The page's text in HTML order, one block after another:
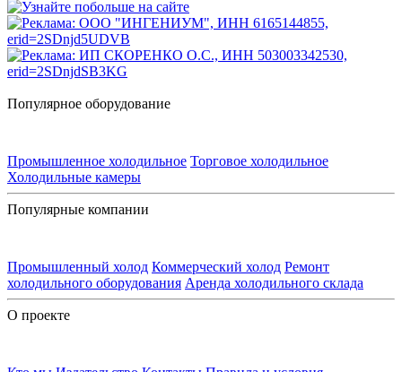
Популярное оборудование
Промышленное холодильное Торговое холодильное
Холодильные камеры
Популярные компании
Промышленный холод Коммерческий холод Ремонт
холодильного оборудования Аренда холодильного склада
О проекте